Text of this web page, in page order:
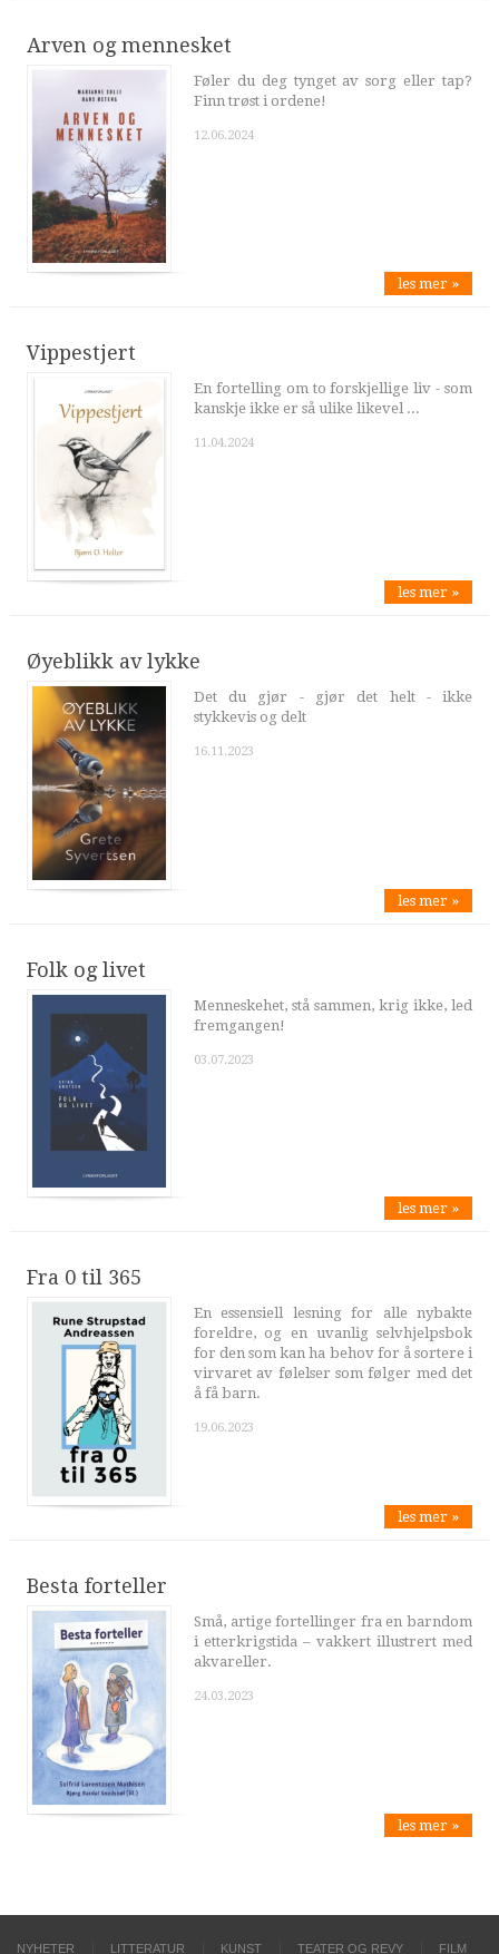
Arven og mennesket
Føler du deg tynget av sorg eller tap?
Finn trøst i ordene!
12.06.2024
les mer »
Vippestjert
En fortelling om to forskjellige liv - som
kanskje ikke er så ulike likevel ...
11.04.2024
les mer »
Øyeblikk av lykke
Det du gjør - gjør det helt - ikke
stykkevis og delt
16.11.2023
les mer »
Folk og livet
Menneskehet, stå sammen, krig ikke, led
fremgangen!
03.07.2023
les mer »
Fra 0 til 365
En essensiell lesning for alle nybakte
foreldre, og en uvanlig selvhjelpsbok
for den som kan ha behov for å sortere i
virvaret av følelser som følger med det
å få barn.
19.06.2023
les mer »
Besta forteller
Små, artige fortellinger fra en barndom
i etterkrigstida – vakkert illustrert med
akvareller.
24.03.2023
les mer »
NYHETER LITTERATUR KUNST TEATER OG REVY FILM